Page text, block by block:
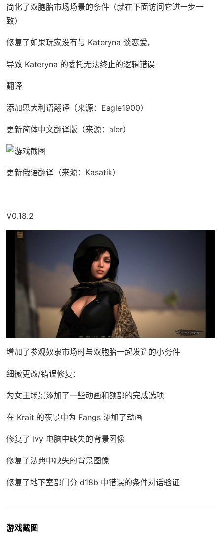
简化了双胞胎市场场景的条件（就在下面访问它进一步一
致）
修复了如果玩家没有与 Kateryna 谈恋爱，
导致 Kateryna 的委托无法终止的逻辑错误
翻译
添加思大利语翻译（来源：Eagle1900）
更新简体中文翻译版（来源：aler）
更新俄语翻译（来源：Kasatik）
V0.18.2
增加了参观奴隶市场时与双胞胎一起发造的小务件
细微更改/错误修复：
为女王场景添加了一些动画和额部的完成选项
在 Krait 的夜景中为 Fangs 添加了动画
修复了 Ivy 电脑中缺失的背景图像
修复了法典中缺失的背景图像
修复了地下室部门分 d18b 中错误的条件对话验证
游戏截图